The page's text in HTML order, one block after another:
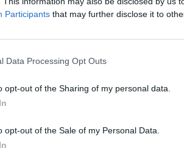
Participants that may further disclose it to
Data Processing Opt Outs
opt-out of the Sharing of my personal data.
opt-out of the Sale of my Personal Data.
akar a piacra dobni. Ezek közül hat
változata lesz.
további tartalmakért!
Kia EV4